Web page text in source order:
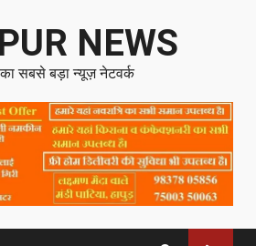
NEWS
सबसे बड़ा न्यूज़ नेटवर्क